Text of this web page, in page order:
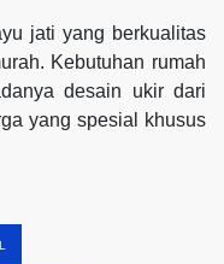
jati yang berkualitas
Kebutuhan rumah
desain ukir dari
yang spesial khusus